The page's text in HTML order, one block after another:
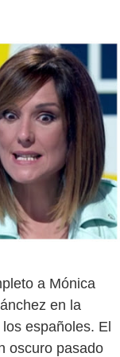
a Mónica
en la
españoles. El
oscuro pasado